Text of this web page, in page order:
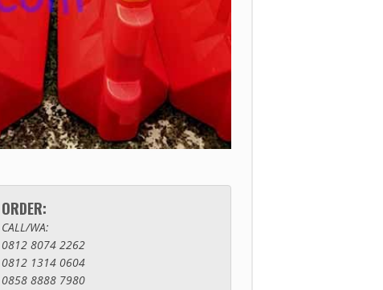
ORDER:
CALL/WA:
0812 8074 2262
0812 1314 0604
0858 8888 7980